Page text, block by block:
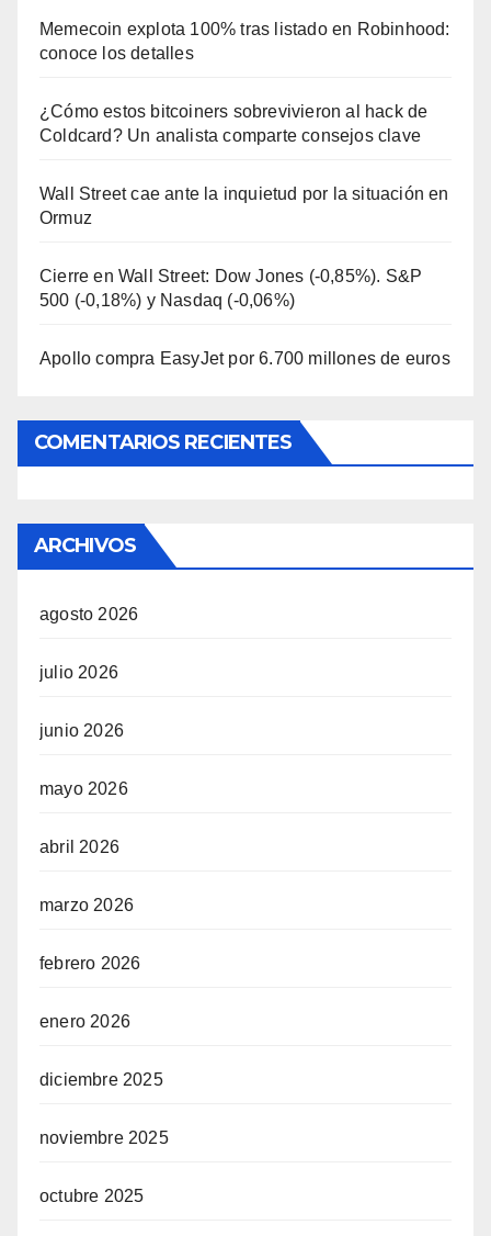
Memecoin explota 100% tras listado en Robinhood:
conoce los detalles
¿Cómo estos bitcoiners sobrevivieron al hack de
Coldcard? Un analista comparte consejos clave
Wall Street cae ante la inquietud por la situación en
Ormuz
Cierre en Wall Street: Dow Jones (-0,85%). S&P
500 (-0,18%) y Nasdaq (-0,06%)
Apollo compra EasyJet por 6.700 millones de euros
COMENTARIOS RECIENTES
ARCHIVOS
agosto 2026
julio 2026
junio 2026
mayo 2026
abril 2026
marzo 2026
febrero 2026
enero 2026
diciembre 2025
noviembre 2025
octubre 2025